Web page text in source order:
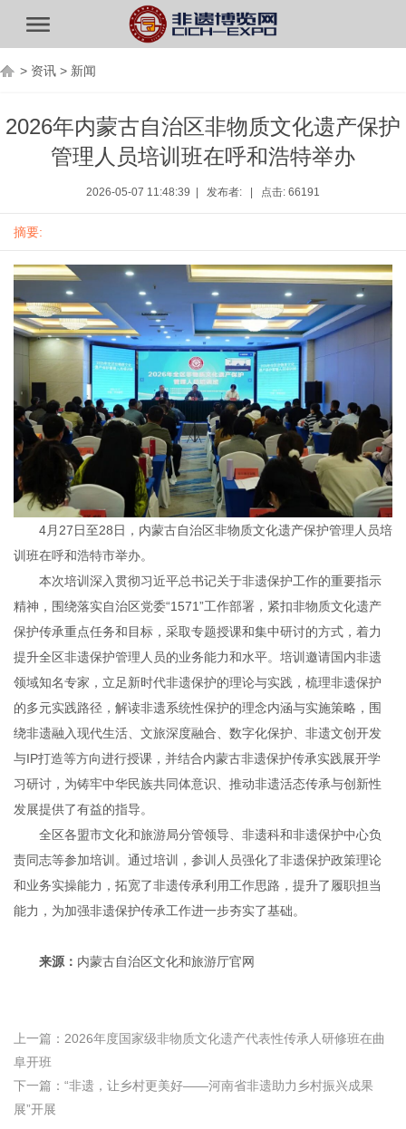
> 资讯 > 新闻
2026年内蒙古自治区非物质文化遗产保护
管理人员培训班在呼和浩特举办
2026-05-07 11:48:39 | 发布者: | 点击: 66191
摘要:
4月27日至28日，内蒙古自治区非物质文化遗产保护管理人员培
训班在呼和浩特市举办。
本次培训深入贯彻习近平总书记关于非遗保护工作的重要指示
精神，围绕落实自治区党委“1571”工作部署，紧扣非物质文化遗产
保护传承重点任务和目标，采取专题授课和集中研讨的方式，着力
提升全区非遗保护管理人员的业务能力和水平。培训邀请国内非遗
领域知名专家，立足新时代非遗保护的理论与实践，梳理非遗保护
的多元实践路径，解读非遗系统性保护的理念内涵与实施策略，围
绕非遗融入现代生活、文旅深度融合、数字化保护、非遗文创开发
与IP打造等方向进行授课，并结合内蒙古非遗保护传承实践展开学
习研讨，为铸牢中华民族共同体意识、推动非遗活态传承与创新性
发展提供了有益的指导。
全区各盟市文化和旅游局分管领导、非遗科和非遗保护中心负
责同志等参加培训。通过培训，参训人员强化了非遗保护政策理论
和业务实操能力，拓宽了非遗传承利用工作思路，提升了履职担当
能力，为加强非遗保护传承工作进一步夯实了基础。
来源： 内蒙古自治区文化和旅游厅官网
上一篇： 2026年度国家级非物质文化遗产代表性传承人研修班在曲
阜开班
下一篇： “非遗，让乡村更美好——河南省非遗助力乡村振兴成果
展”开展